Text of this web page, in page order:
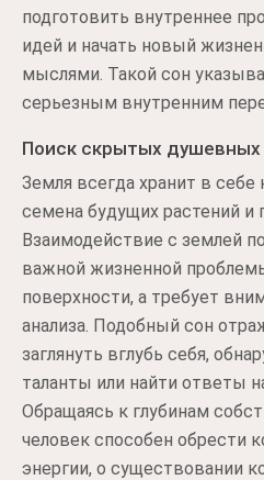
подготовить внутреннее
идей и начать новый
мыслями. Такой сон
серьезным внутренним
Поиск скрытых душевных
Земля всегда хранит в
семена будущих растений
Взаимодействие с землей
важной жизненной
поверхности, а требует
анализа. Подобный сон
заглянуть вглубь себя,
таланты или найти ответы
Обращаясь к глубинам
человек способен обрести
энергии, о существовании